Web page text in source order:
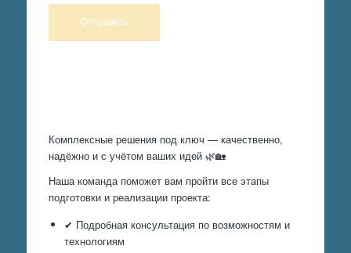
Комплексные решения под ключ — качественно,
надёжно и с учётом ваших идей 🌿🏡
Наша команда поможет вам пройти все этапы
подготовки и реализации проекта:
✔ Подробная консультация по возможностям и
технологиям